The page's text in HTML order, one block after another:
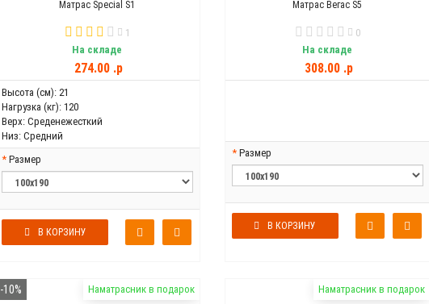
Матрас Special S1
1
На складе
274.00 .p
Высота (см): 21
Нагрузка (кг): 120
Верх: Среденежесткий
Низ: Средний
Размер
В КОРЗИНУ
Матрас Вегас S5
0
На складе
308.00 .p
Размер
В КОРЗИНУ
Наматрасник в подарок
-10% Наматрасник в подарок